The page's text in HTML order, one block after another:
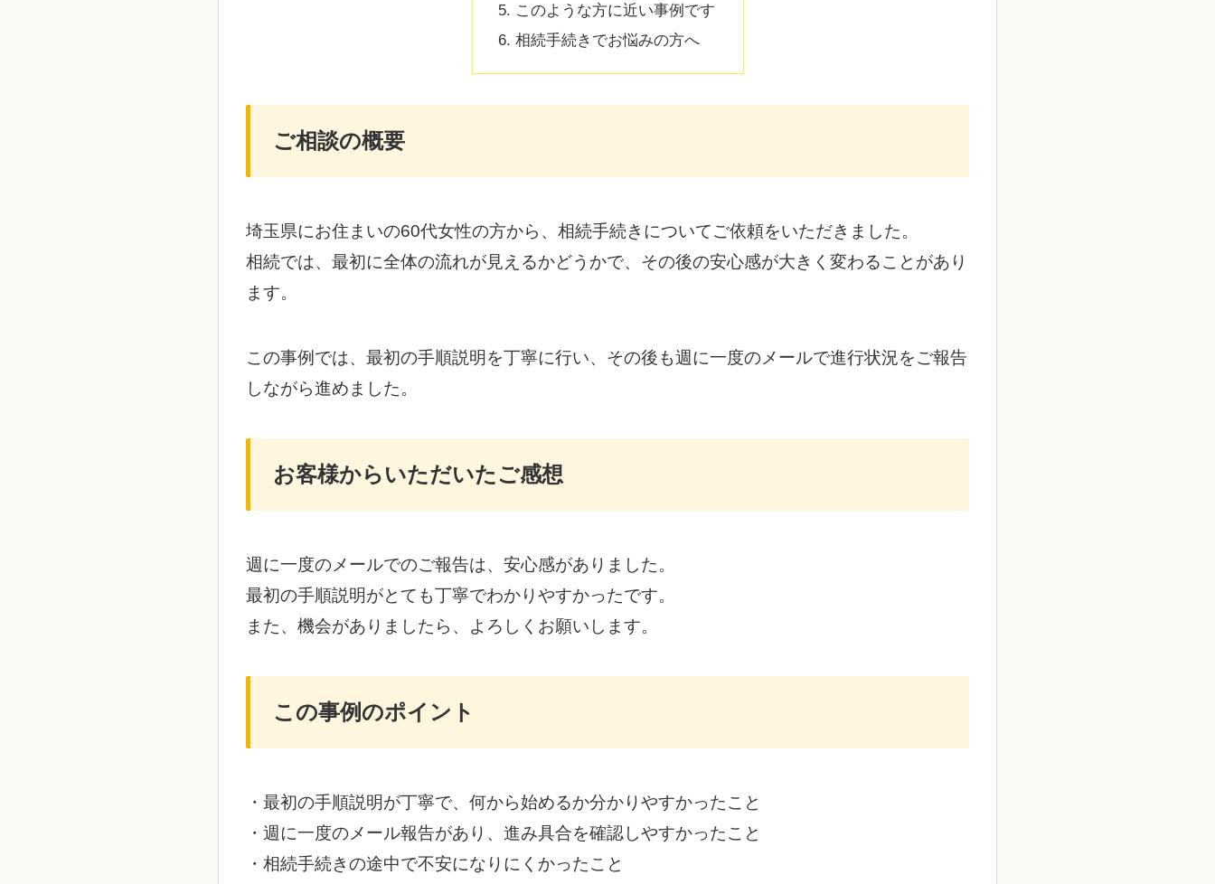
このような方に近い事例です
相続手続きでお悩みの方へ
ご相談の概要
埼玉県にお住まいの60代女性の方から、相続手続きについてご依頼をいただきました。
相続では、最初に全体の流れが見えるかどうかで、その後の安心感が大きく変わることがあり
ます。
この事例では、最初の手順説明を丁寧に行い、その後も週に一度のメールで進行状況をご報告
しながら進めました。
お客様からいただいたご感想
週に一度のメールでのご報告は、安心感がありました。
最初の手順説明がとても丁寧でわかりやすかったです。
また、機会がありましたら、よろしくお願いします。
この事例のポイント
・最初の手順説明が丁寧で、何から始めるか分かりやすかったこと
・週に一度のメール報告があり、進み具合を確認しやすかったこと
・相続手続きの途中で不安になりにくかったこと